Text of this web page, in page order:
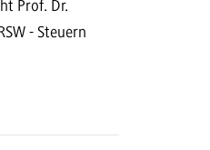
Prof. Dr.
- Steuern